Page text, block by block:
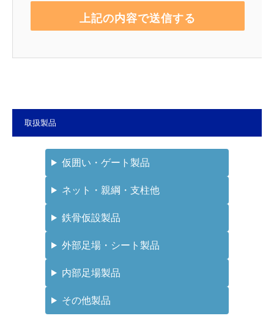
取扱製品
仮囲い・ゲート製品
ネット・親綱・支柱他
鉄骨仮設製品
外部足場・シート製品
内部足場製品
その他製品